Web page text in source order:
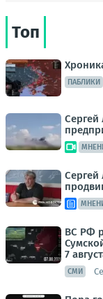
Топ
ПАБЛИКИ
Сергей
Сергей
ВС РФ
7
СМИ